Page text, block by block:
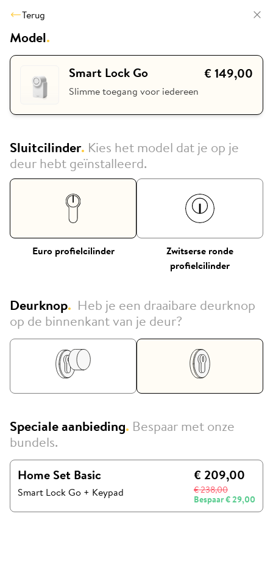
Terug
Model.
Smart Lock Go € 149,00
Slimme toegang voor iedereen
Sluitcilinder. Kies het model dat je op je
deur hebt geïnstalleerd.
Euro profielcilinder
Zwitserse ronde
profielcilinder
Deurknop. Heb je een draaibare deurknop
op de binnenkant van je deur?
Speciale aanbieding. Bespaar met onze
bundels.
Home Set Basic
Smart Lock Go + Keypad
€ 209,00
€ 238,00
Bespaar€ 29,00